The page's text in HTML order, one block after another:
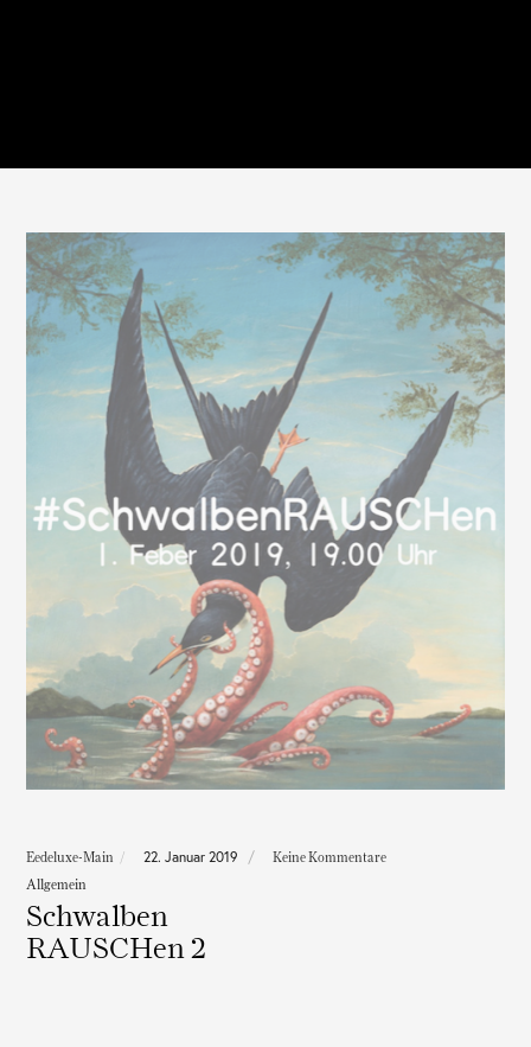
Eedeluxe-Main 22. Januar 2019
Keine Kommentare
Allgemein
Schwalben
RAUSCHen 2